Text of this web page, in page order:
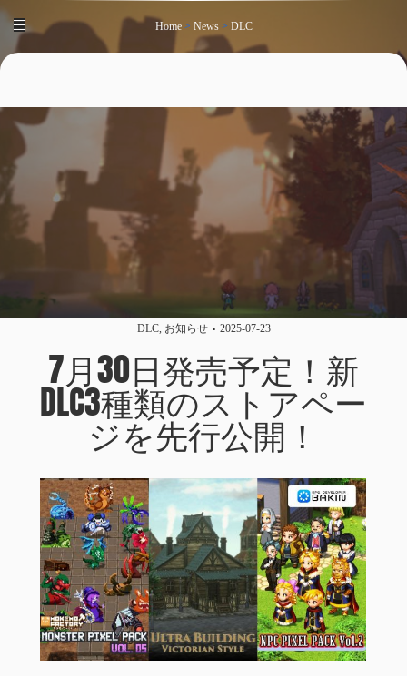
Home> News> DLC
DLC, お知らせ 2025-07-23
7月30日発売予定！新
DLC3種類のストアペー
ジを先行公開！